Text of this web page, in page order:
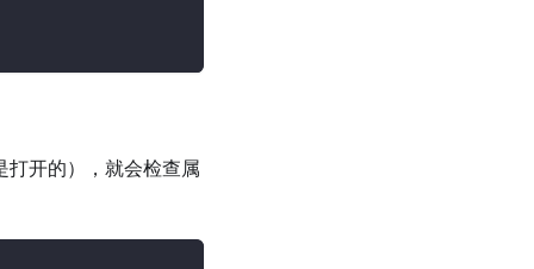
打开的），就会检查属